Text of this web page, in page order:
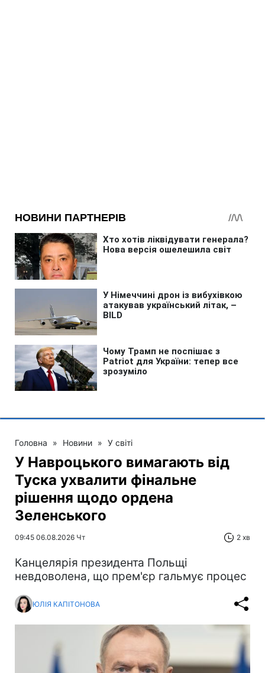
Головна » Новини » У світі
У Навроцького вимагають від
Туска ухвалити фінальне
рішення щодо ордена
Зеленського
09:45 06.08.2026 Чт 2 хв
Канцелярія президента Польщі
невдоволена, що прем'єр гальмує процес
ЮЛІЯ КАПІТОНОВА